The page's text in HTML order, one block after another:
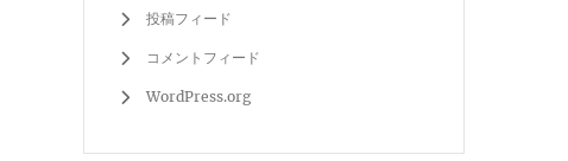
投稿フィード
コメントフィード
WordPress.org